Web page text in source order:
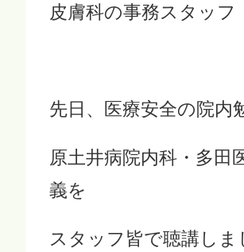
皮膚科の事務スタッフ
先日、医療安全の院内
原土井病院内科・多田
義を
スタッフ皆で聴講しま